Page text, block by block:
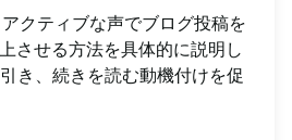
クティブな声でブログ投稿を
させる方法を具体的に説明し
き、続きを読む動機付けを促